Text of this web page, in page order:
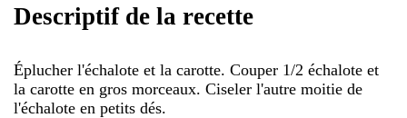
Descriptif de la recette
Éplucher l'échalote et la carotte. Couper 1/2 échalote et
la carotte en gros morceaux. Ciseler l'autre moitie de
l'échalote en petits dés.